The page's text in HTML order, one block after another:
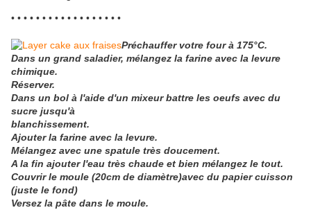
• • • • • • • • • • • • • • • • • •
Préchauffer votre four à 175°C.
Dans un grand saladier, mélangez la farine avec la levure
chimique.
Réserver.
Dans un bol à l'aide d'un mixeur battre les oeufs avec du
sucre jusqu'à
blanchissement.
Ajouter la farine avec la levure.
Mélangez avec une spatule très doucement.
A la fin ajouter l'eau très chaude et bien mélangez le tout.
Couvrir le moule (20cm de diamètre)avec du papier cuisson
(juste le fond)
Versez la pâte dans le moule.